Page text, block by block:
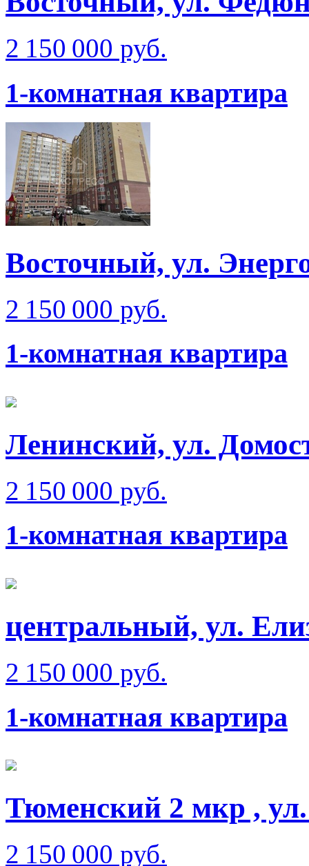
2 150 000 руб.
1-комнатная квартира
Восточный, ул.
2 150 000 руб.
1-комнатная квартира
Ленинский, ул.
2 150 000 руб.
1-комнатная квартира
центральный, ул.
2 150 000 руб.
1-комнатная квартира
Тюменский 2 мкр ,
2 150 000 руб.